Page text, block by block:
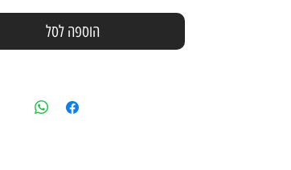
הוספה לסל